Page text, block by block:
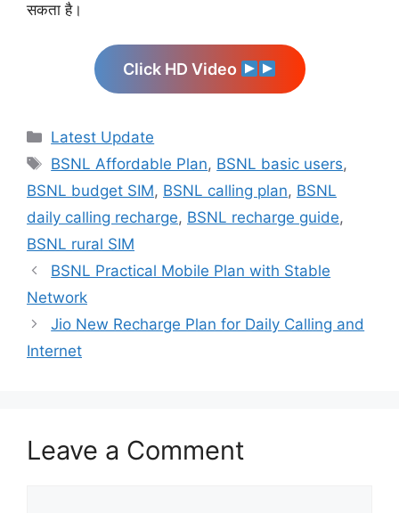
सकता है।
Click HD Video
Categories
Latest Update
Tags
BSNL Affordable Plan, BSNL basic users,
BSNL budget SIM, BSNL calling plan, BSNL
daily calling recharge, BSNL recharge guide,
BSNL rural SIM
BSNL Practical Mobile Plan with Stable
Network
Jio New Recharge Plan for Daily Calling and
Internet
Leave a Comment